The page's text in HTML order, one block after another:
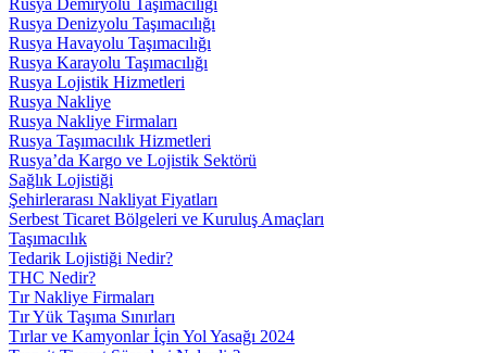
Rusya Denizyolu Taşımacılığı
Rusya Havayolu Taşımacılığı
Rusya Karayolu Taşımacılığı
Rusya Lojistik Hizmetleri
Rusya Nakliye
Rusya Nakliye Firmaları
Rusya Taşımacılık Hizmetleri
Rusya’da Kargo ve Lojistik Sektörü
Sağlık Lojistiği
Şehirlerarası Nakliyat Fiyatları
Serbest Ticaret Bölgeleri ve Kuruluş Amaçları
Taşımacılık
Tedarik Lojistiği Nedir?
THC Nedir?
Tır Nakliye Firmaları
Tır Yük Taşıma Sınırları
Tırlar ve Kamyonlar İçin Yol Yasağı 2024